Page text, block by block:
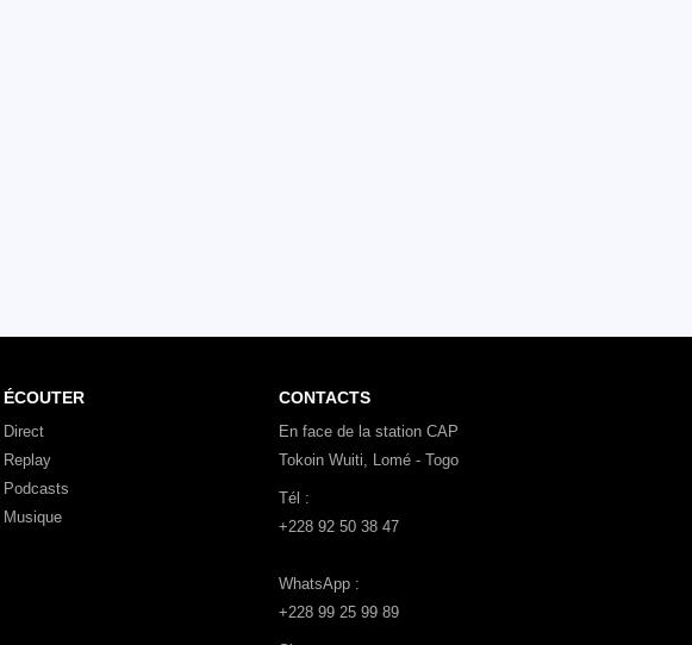
ÉCOUTER
Direct
Replay
Podcasts
Musique
CONTACTS
En face de la station CAP
Tokoin Wuiti, Lomé - Togo
Tél :
+228 92 50 38 47
WhatsApp :
+228 99 25 99 89